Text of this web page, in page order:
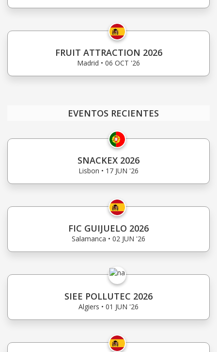
FRUIT ATTRACTION 2026
Madrid • 06 OCT '26
EVENTOS RECIENTES
SNACKEX 2026
Lisbon • 17 JUN '26
FIC GUIJUELO 2026
Salamanca • 02 JUN '26
SIEE POLLUTEC 2026
Algiers • 01 JUN '26